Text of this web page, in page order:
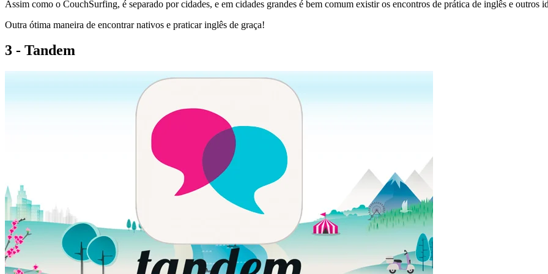
Assim como o CouchSurfing, é separado por cidades, e em cidades grandes é bem comum existir os encontros de prática de inglês e outros
Outra ótima maneira de encontrar nativos e praticar inglês de graça!
3 - Tandem